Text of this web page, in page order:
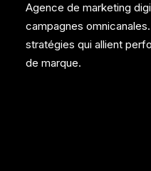
Agence de marketing
campagnes
stratégies qui allient
de marque.